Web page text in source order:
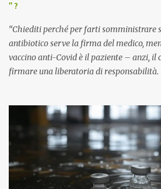
” ?
“Chiediti perché per farti somministrare
antibiotico serve la firma del medico,
vaccino anti-Covid è il paziente – anzi, il
firmare una liberatoria di responsabilità.
pandemia. Un interrogativo che
ancora il coraggio di pensare con la
anti-Covid, un pro-farmaco, con
sviluppato in tempi record, con
larga scala, ancora oggetto di studio e di
internazionale serve solo una firma. La